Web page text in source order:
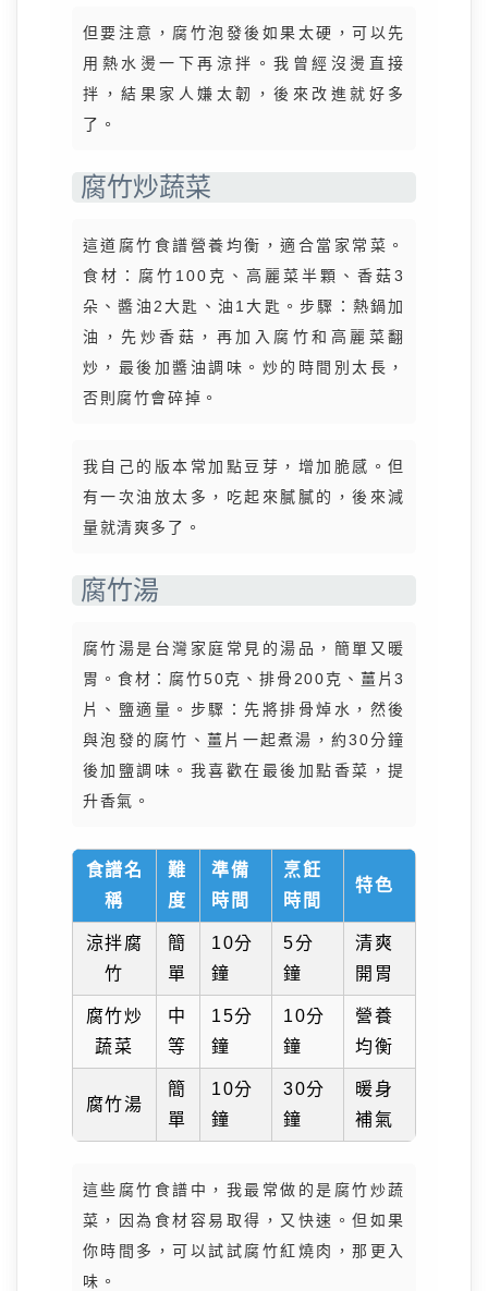
但要注意，腐竹泡發後如果太硬，可以先
用熱水燙一下再涼拌。我曾經沒燙直接
拌，結果家人嫌太韌，後來改進就好多
了。
腐竹炒蔬菜
這道腐竹食譜營養均衡，適合當家常菜。
食材：腐竹100克、高麗菜半顆、香菇3
朵、醬油2大匙、油1大匙。步驟：熱鍋加
油，先炒香菇，再加入腐竹和高麗菜翻
炒，最後加醬油調味。炒的時間別太長，
否則腐竹會碎掉。
我自己的版本常加點豆芽，增加脆感。但
有一次油放太多，吃起來膩膩的，後來減
量就清爽多了。
腐竹湯
腐竹湯是台灣家庭常見的湯品，簡單又暖
胃。食材：腐竹50克、排骨200克、薑片3
片、鹽適量。步驟：先將排骨焯水，然後
與泡發的腐竹、薑片一起煮湯，約30分鐘
後加鹽調味。我喜歡在最後加點香菜，提
升香氣。
食譜名
稱
難
度
準備
時間
烹飪
時間
特色
涼拌腐
竹
簡
單
10分
鐘
5分
鐘
清爽
開胃
腐竹炒
蔬菜
中
等
15分
鐘
10分
鐘
營養
均衡
腐竹湯
簡
單
10分
鐘
30分
鐘
暖身
補氣
這些腐竹食譜中，我最常做的是腐竹炒蔬
菜，因為食材容易取得，又快速。但如果
你時間多，可以試試腐竹紅燒肉，那更入
味。